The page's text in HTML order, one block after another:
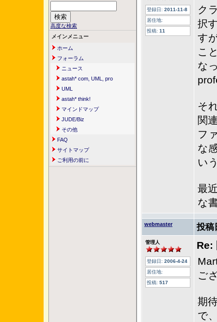
高度な検索
メインメニュー
ホーム
フォーラム
ニュース
astah* com, UML, pro
UML
astah* think!
マインドマップ
JUDE/Biz
その他
FAQ
サイトマップ
ご利用の前に
登録日: 2011-11-8
居住地:
投稿: 11
ク
択
す
こ
な
そ
関
フ
な
い
最
な
webmaster 投
管理人
登録日: 2006-4-24
居住地:
投稿: 517
Re:
ご
期
で